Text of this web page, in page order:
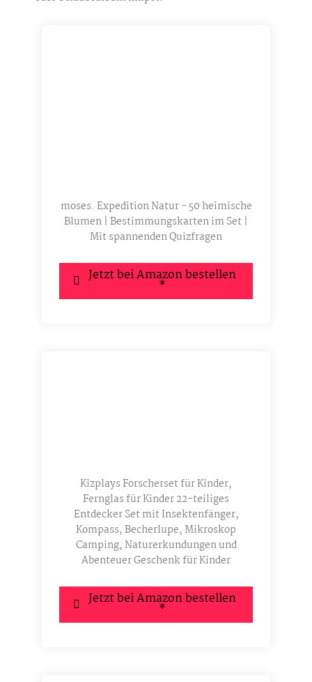
moses. Expedition Natur - 50 heimische
Blumen | Bestimmungskarten im Set |
Mit spannenden Quizfragen
Jetzt bei Amazon bestellen
*
Kizplays Forscherset für Kinder,
Fernglas für Kinder 22-teiliges
Entdecker Set mit Insektenfänger,
Kompass, Becherlupe, Mikroskop
Camping, Naturerkundungen und
Abenteuer Geschenk für Kinder
Jetzt bei Amazon bestellen
*